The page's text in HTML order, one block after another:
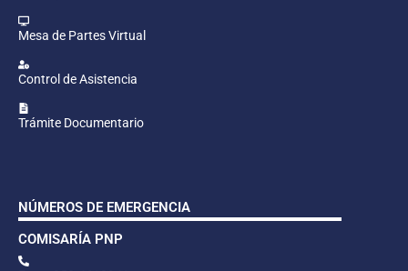
Mesa de Partes Virtual
Control de Asistencia
Trámite Documentario
NÚMEROS DE EMERGENCIA
COMISARÍA PNP